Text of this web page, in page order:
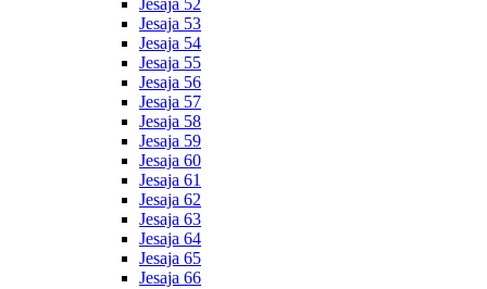
Jesaja 52
Jesaja 53
Jesaja 54
Jesaja 55
Jesaja 56
Jesaja 57
Jesaja 58
Jesaja 59
Jesaja 60
Jesaja 61
Jesaja 62
Jesaja 63
Jesaja 64
Jesaja 65
Jesaja 66